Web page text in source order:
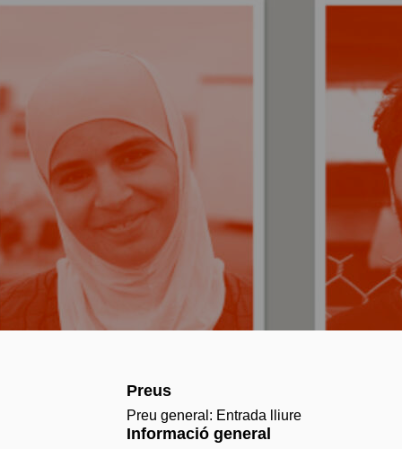
Preus
Preu general: Entrada lliure
Informació general